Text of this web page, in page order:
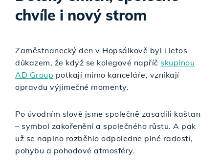
chvíle i nový strom
Zaměstnanecký den v Hopsálkově byl i letos
důkazem, že když se kolegové napříč skupinou
AD Group potkají mimo kanceláře, vznikají
opravdu výjimečné momenty.
Po úvodním slově jsme společně zasadili kaštan
– symbol zakořenění a společného růstu. A pak
už se naplno rozběhlo odpoledne plné radosti,
pohybu a pohodové atmosféry.